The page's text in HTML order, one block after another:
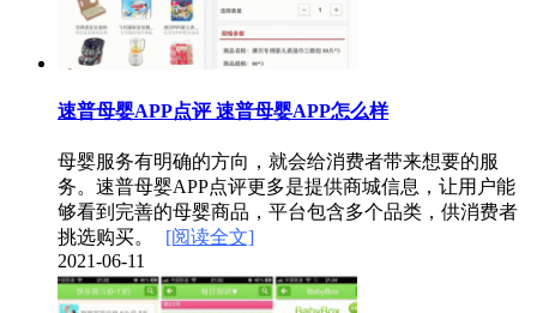
速普母婴APP点评 速普母婴APP怎么样
母婴服务有明确的方向，就会给消费者带来想要的服
务。速普母婴APP点评更多是提供商城信息，让用户能
够看到完善的母婴商品，平台包含多个品类，供消费者
挑选购买。
[阅读全文]
2021-06-11